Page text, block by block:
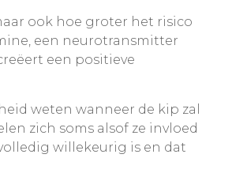
ook hoe groter het risico
een neurotransmitter
een positieve
weten wanneer de kip zal
zich soms alsof ze invloed
willekeurig is en dat